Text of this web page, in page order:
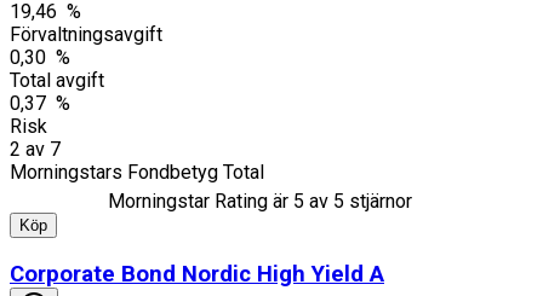
19,46 %
Förvaltningsavgift
0,30 %
Total avgift
0,37 %
Risk
2 av 7
Morningstars Fondbetyg Total
Morningstar Rating är 5 av 5 stjärnor
Köp
Corporate Bond Nordic High Yield A